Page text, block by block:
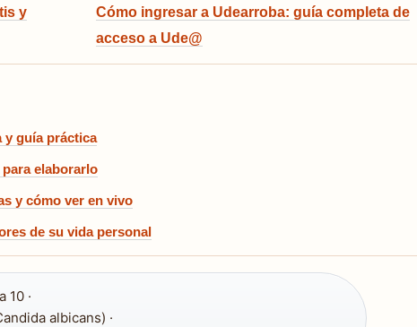
y
Cómo ingresar a Udearroba: guía completa de
acceso a Ude@
y guía práctica
elaborarlo
y cómo ver en vivo
de su vida personal
10 ·
albicans) ·